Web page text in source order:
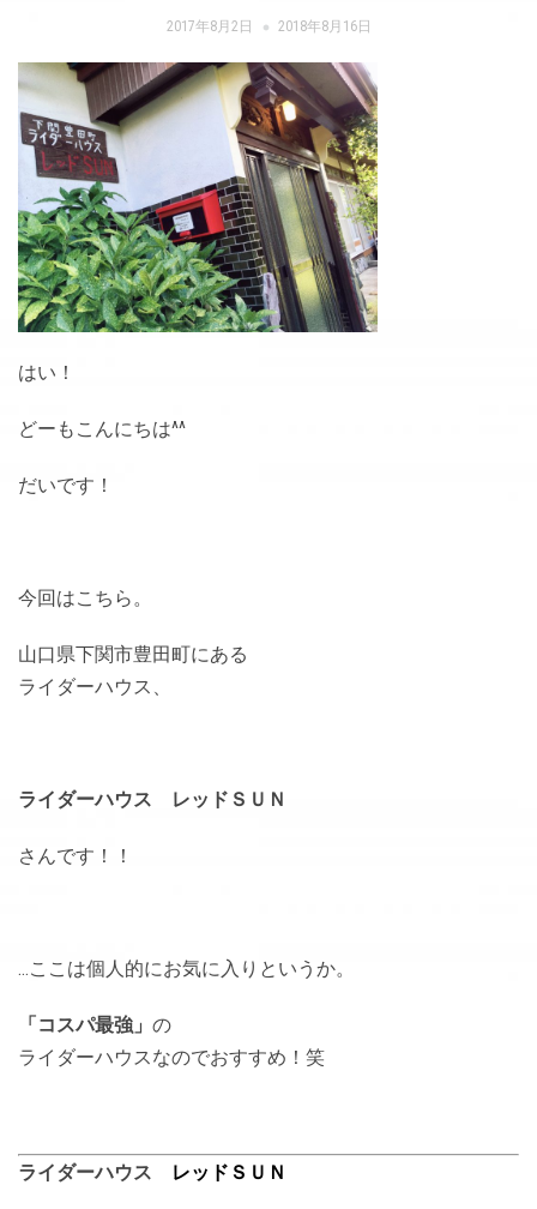
2017年8月2日 2018年8月16日
はい！
どーもこんにちは^^
だいです！
今回はこちら。
山口県下関市豊田町にある
ライダーハウス、
ライダーハウス レッドＳＵＮ
さんです！！
…ここは個人的にお気に入りというか。
「コスパ最強」 の
ライダーハウスなのでおすすめ！笑
ライダーハウス レッドＳＵＮ